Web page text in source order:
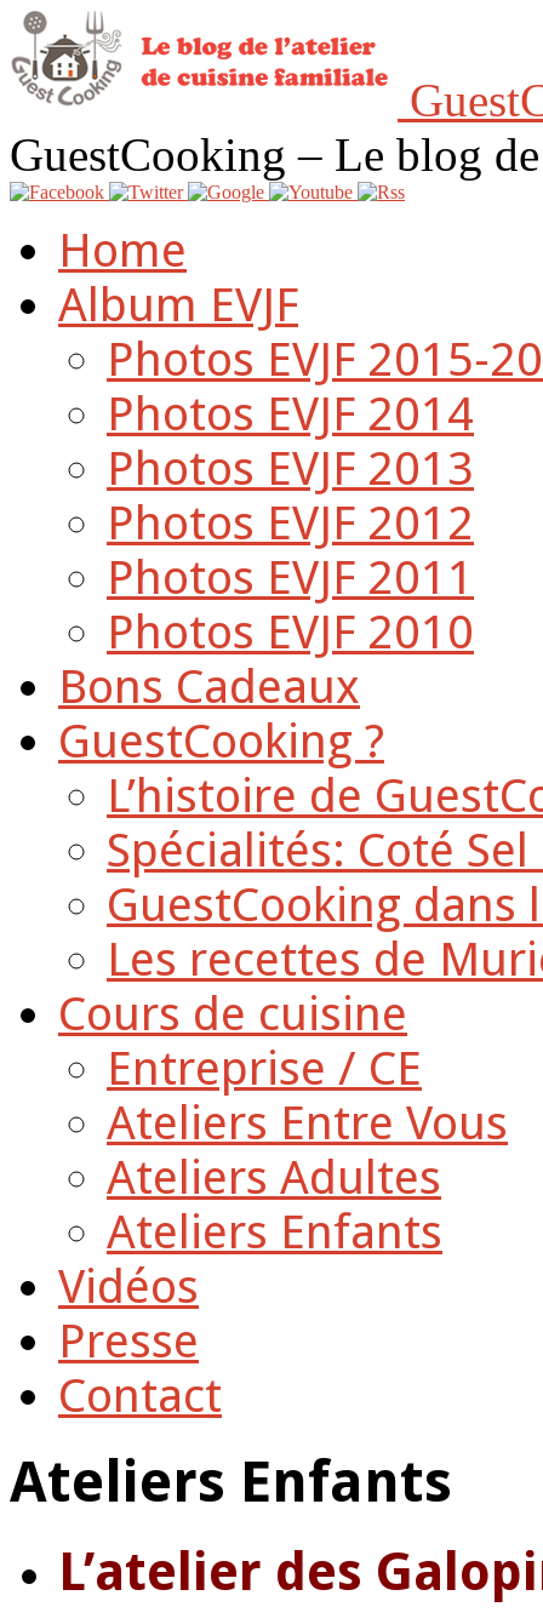
GuestCooking – Le blog
Home
Album EVJF
Photos EVJF 2015-
Photos EVJF 2014
Photos EVJF 2013
Photos EVJF 2012
Photos EVJF 2011
Photos EVJF 2010
Bons Cadeaux
GuestCooking ?
L’histoire de
Spécialités: Coté
GuestCooking dans
Les recettes de
Cours de cuisine
Entreprise / CE
Ateliers Entre Vous
Ateliers Adultes
Ateliers Enfants
Vidéos
Presse
Contact
Ateliers Enfants
L’atelier des